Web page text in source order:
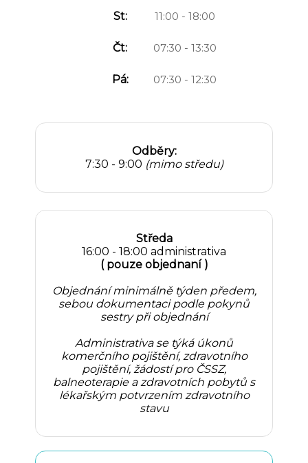
St: 11:00 - 18:00
Čt: 07:30 - 13:30
Pá: 07:30 - 12:30
Odběry:
7:30 - 9:00 (mimo středu)
Středa
16:00 - 18:00 administrativa
( pouze objednaní )
Objednání minimálně týden předem,
sebou dokumentaci podle pokynů
sestry při objednání
Administrativa se týká úkonů
komerčního pojištění, zdravotního
pojištění, žádostí pro ČSSZ,
balneoterapie a zdravotních pobytů s
lékařským potvrzením zdravotního
stavu